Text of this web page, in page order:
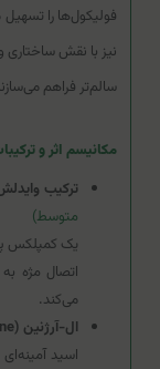
فولیکول‌ها را تسهیل
نیز با نقش
سالم‌تر فراهم
مکانیسم اثر و
ترکیب وایدلش
متوسط)
یک کمپلکس
اتصال مژه
می‌کند.
ال-آرژنین (L-Arginine):
اسید